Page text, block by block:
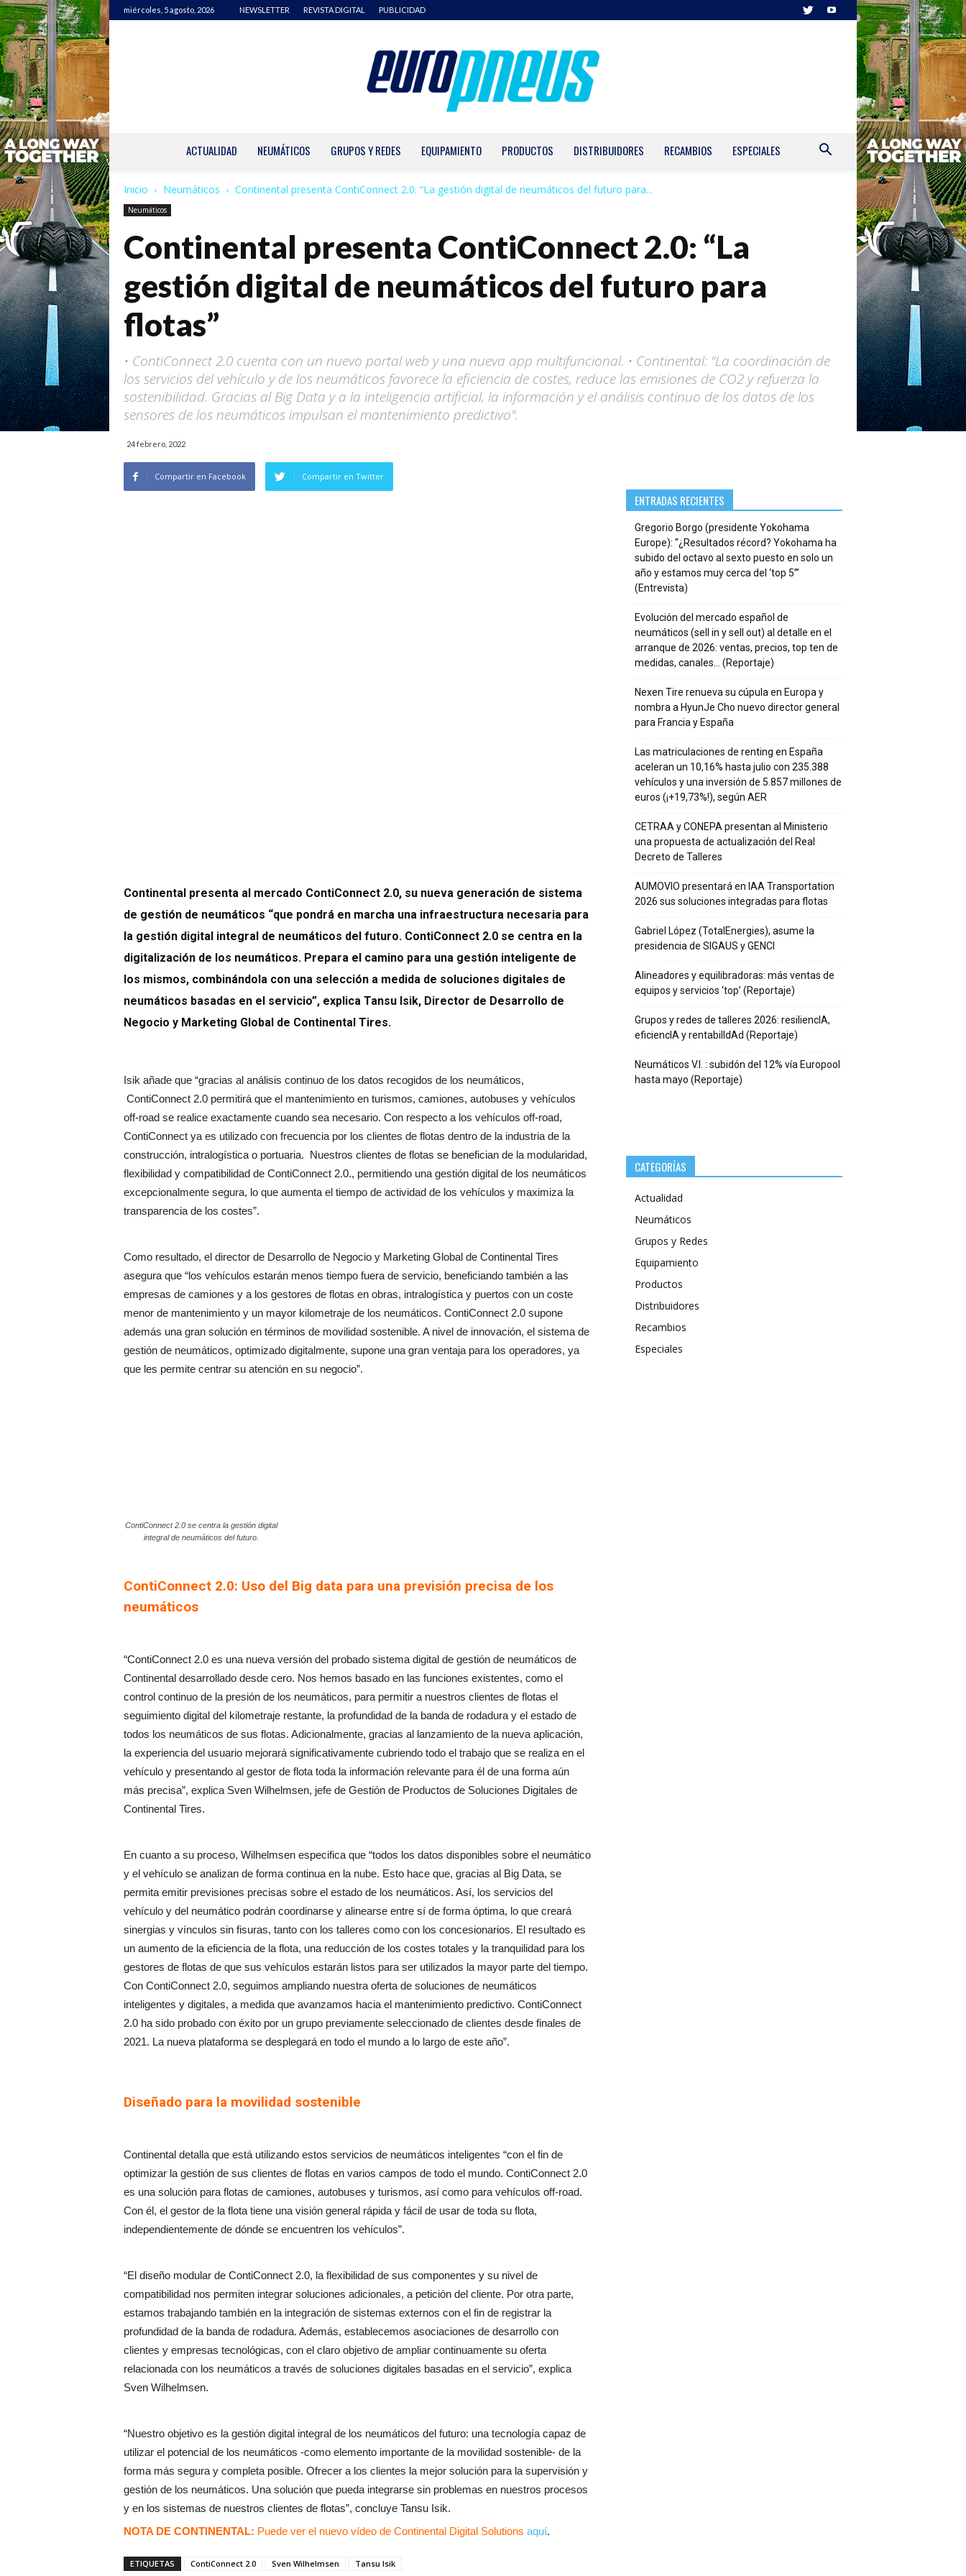
miércoles, 5 agosto, 2026 NEWSLETTER REVISTA DIGITAL PUBLICIDAD
ACTUALIDAD NEUMÁTICOS GRUPOS Y REDES EQUIPAMIENTO PRODUCTOS DISTRIBUIDORES RECAMBIOS ESPECIALES
Inicio Neumáticos Continental presenta ContiConnect 2.0: “La gestión digital de neumáticos del futuro para...
Neumáticos
Continental presenta ContiConnect 2.0: “La
gestión digital de neumáticos del futuro para
flotas”
• ContiConnect 2.0 cuenta con un nuevo portal web y una nueva app multifuncional. • Continental: "La coordinación de
los servicios del vehículo y de los neumáticos favorece la eficiencia de costes, reduce las emisiones de CO2 y refuerza la
sostenibilidad. Gracias al Big Data y a la inteligencia artificial, la información y el análisis continuo de los datos de los
sensores de los neumáticos impulsan el mantenimiento predictivo".
24 febrero, 2022
Compartir en Facebook Compartir en Twitter
Continental presenta al mercado ContiConnect 2.0, su nueva generación de sistema
de gestión de neumáticos “que pondrá en marcha una infraestructura necesaria para
la gestión digital integral de neumáticos del futuro. ContiConnect 2.0 se centra en la
digitalización de los neumáticos. Prepara el camino para una gestión inteligente de
los mismos, combinándola con una selección a medida de soluciones digitales de
neumáticos basadas en el servicio”, explica Tansu Isik, Director de Desarrollo de
Negocio y Marketing Global de Continental Tires.
Isik añade que “gracias al análisis continuo de los datos recogidos de los neumáticos,
ContiConnect 2.0 permitirá que el mantenimiento en turismos, camiones, autobuses y vehículos
off-road se realice exactamente cuando sea necesario. Con respecto a los vehículos off-road,
ContiConnect ya es utilizado con frecuencia por los clientes de flotas dentro de la industria de la
construcción, intralogística o portuaria. Nuestros clientes de flotas se benefician de la modularidad,
flexibilidad y compatibilidad de ContiConnect 2.0., permitiendo una gestión digital de los neumáticos
excepcionalmente segura, lo que aumenta el tiempo de actividad de los vehículos y maximiza la
transparencia de los costes”.
Como resultado, el director de Desarrollo de Negocio y Marketing Global de Continental Tires
asegura que “los vehículos estarán menos tiempo fuera de servicio, beneficiando también a las
empresas de camiones y a los gestores de flotas en obras, intralogística y puertos con un coste
menor de mantenimiento y un mayor kilometraje de los neumáticos. ContiConnect 2.0 supone
además una gran solución en términos de movilidad sostenible. A nivel de innovación, el sistema de
gestión de neumáticos, optimizado digitalmente, supone una gran ventaja para los operadores, ya
que les permite centrar su atención en su negocio”.
ContiConnect 2.0 se centra la gestión digital
integral de neumáticos del futuro.
ContiConnect 2.0: Uso del Big data para una previsión precisa de los
neumáticos
“ContiConnect 2.0 es una nueva versión del probado sistema digital de gestión de neumáticos de
Continental desarrollado desde cero. Nos hemos basado en las funciones existentes, como el
control continuo de la presión de los neumáticos, para permitir a nuestros clientes de flotas el
seguimiento digital del kilometraje restante, la profundidad de la banda de rodadura y el estado de
todos los neumáticos de sus flotas. Adicionalmente, gracias al lanzamiento de la nueva aplicación,
la experiencia del usuario mejorará significativamente cubriendo todo el trabajo que se realiza en el
vehículo y presentando al gestor de flota toda la información relevante para él de una forma aún
más precisa”, explica Sven Wilhelmsen, jefe de Gestión de Productos de Soluciones Digitales de
Continental Tires.
En cuanto a su proceso, Wilhelmsen especifica que “todos los datos disponibles sobre el neumático
y el vehículo se analizan de forma continua en la nube. Esto hace que, gracias al Big Data, se
permita emitir previsiones precisas sobre el estado de los neumáticos. Así, los servicios del
vehículo y del neumático podrán coordinarse y alinearse entre sí de forma óptima, lo que creará
sinergias y vínculos sin fisuras, tanto con los talleres como con los concesionarios. El resultado es
un aumento de la eficiencia de la flota, una reducción de los costes totales y la tranquilidad para los
gestores de flotas de que sus vehículos estarán listos para ser utilizados la mayor parte del tiempo.
Con ContiConnect 2.0, seguimos ampliando nuestra oferta de soluciones de neumáticos
inteligentes y digitales, a medida que avanzamos hacia el mantenimiento predictivo. ContiConnect
2.0 ha sido probado con éxito por un grupo previamente seleccionado de clientes desde finales de
2021. La nueva plataforma se desplegará en todo el mundo a lo largo de este año”.
Diseñado para la movilidad sostenible
Continental detalla que está utilizando estos servicios de neumáticos inteligentes “con el fin de
optimizar la gestión de sus clientes de flotas en varios campos de todo el mundo. ContiConnect 2.0
es una solución para flotas de camiones, autobuses y turismos, así como para vehículos off-road.
Con él, el gestor de la flota tiene una visión general rápida y fácil de usar de toda su flota,
independientemente de dónde se encuentren los vehículos”.
“El diseño modular de ContiConnect 2.0, la flexibilidad de sus componentes y su nivel de
compatibilidad nos permiten integrar soluciones adicionales, a petición del cliente. Por otra parte,
estamos trabajando también en la integración de sistemas externos con el fin de registrar la
profundidad de la banda de rodadura. Además, establecemos asociaciones de desarrollo con
clientes y empresas tecnológicas, con el claro objetivo de ampliar continuamente su oferta
relacionada con los neumáticos a través de soluciones digitales basadas en el servicio”, explica
Sven Wilhelmsen.
“Nuestro objetivo es la gestión digital integral de los neumáticos del futuro: una tecnología capaz de
utilizar el potencial de los neumáticos -como elemento importante de la movilidad sostenible- de la
forma más segura y completa posible. Ofrecer a los clientes la mejor solución para la supervisión y
gestión de los neumáticos. Una solución que pueda integrarse sin problemas en nuestros procesos
y en los sistemas de nuestros clientes de flotas”, concluye Tansu Isik.
NOTA DE CONTINENTAL: Puede ver el nuevo vídeo de Continental Digital Solutions aquí.
ETIQUETAS ContiConnect 2.0 Sven Wilhelmsen Tansu Isik
ENTRADAS RECIENTES
Gregorio Borgo (presidente Yokohama
Europe): “¿Resultados récord? Yokohama ha
subido del octavo al sexto puesto en solo un
año y estamos muy cerca del ‘top 5’”
(Entrevista)
Evolución del mercado español de
neumáticos (sell in y sell out) al detalle en el
arranque de 2026: ventas, precios, top ten de
medidas, canales… (Reportaje)
Nexen Tire renueva su cúpula en Europa y
nombra a HyunJe Cho nuevo director general
para Francia y España
Las matriculaciones de renting en España
aceleran un 10,16% hasta julio con 235.388
vehículos y una inversión de 5.857 millones de
euros (¡+19,73%!), según AER
CETRAA y CONEPA presentan al Ministerio
una propuesta de actualización del Real
Decreto de Talleres
AUMOVIO presentará en IAA Transportation
2026 sus soluciones integradas para flotas
Gabriel López (TotalEnergies), asume la
presidencia de SIGAUS y GENCI
Alineadores y equilibradoras: más ventas de
equipos y servicios ‘top’ (Reportaje)
Grupos y redes de talleres 2026: resiliencIA,
eficiencIA y rentabilIdAd (Reportaje)
Neumáticos V.I. : subidón del 12% vía Europool
hasta mayo (Reportaje)
CATEGORÍAS
Actualidad
Neumáticos
Grupos y Redes
Equipamiento
Productos
Distribuidores
Recambios
Especiales